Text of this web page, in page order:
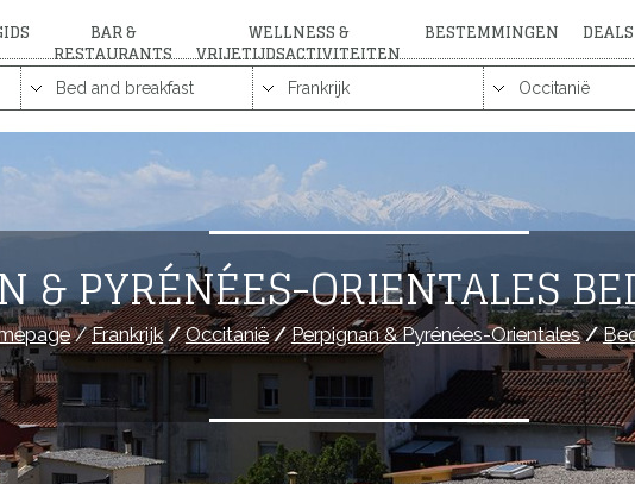
BAR &
RESTAURANTS
WELLNESS &
VRIJETIJDSACTIVITEITEN
BESTEMMINGEN DEALS
& PYRÉNÉES-ORIENTALES
/Frankrijk/Occitanië/Perpignan & Pyrénées-Orientales/